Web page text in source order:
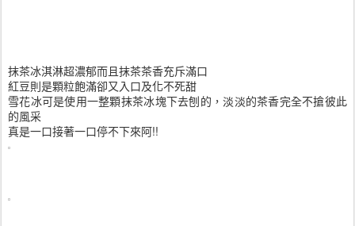
抹茶冰淇淋超濃郁而且抹茶茶香充斥滿口
紅豆則是顆粒飽滿卻又入口及化不死甜
雪花冰可是使用一整顆抹茶冰塊下去刨的，淡淡的茶香完全不搶彼此
的風采
真是一口接著一口停不下來阿!!